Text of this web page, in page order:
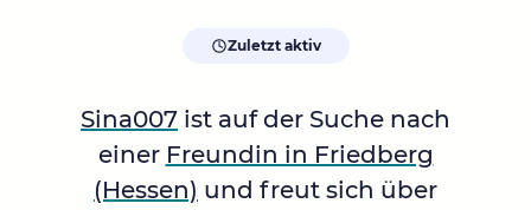
Zuletzt aktiv
Sina007 ist auf der Suche nach
einer Freundin in Friedberg
(Hessen) und freut sich über